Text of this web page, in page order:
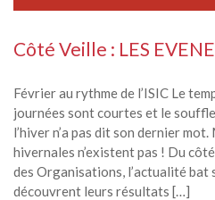
Côté Veille : LES
Février au rythme de l’ISIC Le
journées sont courtes et le
l’hiver n’a pas dit son dernier mot.
hivernales n’existent pas ! Du
des Organisations, l’actualité bat
découvrent leurs résultats […]